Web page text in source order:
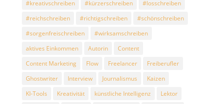
#kreativschreiben #kürzerschreiben
#losschreiben
#reichschreiben
#richtigschreiben
#schönschreiben
#sorgenfreischreiben
#wirksamschreiben
aktives Einkommen
Autorin
Content
Content Marketing
Flow Freelancer
Freiberufler
Ghostwriter
Interview Journalismus
Kaizen
KI-Tools
Kreativität künstliche Intelligenz
Lektor